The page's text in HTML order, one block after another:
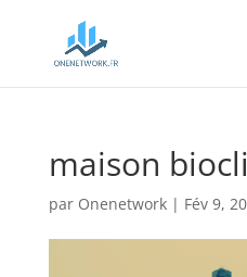
maison
par Onenetwork| Fév 9,